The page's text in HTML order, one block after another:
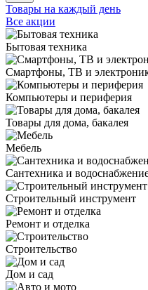
Товары на каждый день
Все акции
Бытовая техника
Смартфоны, ТВ и
Компьютеры и периферия
Товары для дома, бакалея
Мебель
Сантехника и
Строительный инструмент
Ремонт и отделка
Строительство
Дом и сад